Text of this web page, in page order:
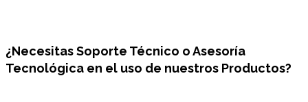
¿NecesitasSoporte Técnico o Asesoría
Tecnológica en el uso de nuestros Productos?